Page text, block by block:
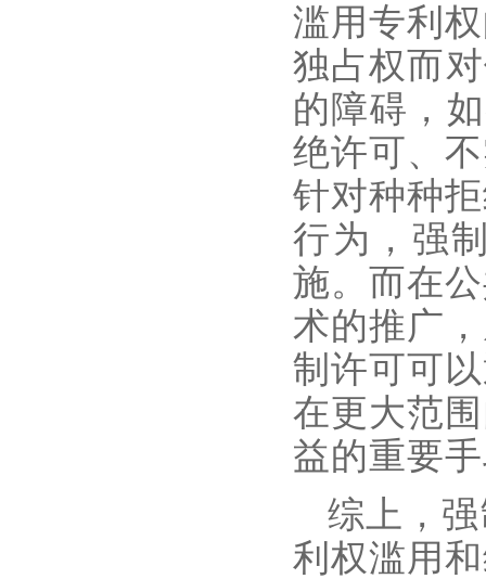
滥用专利
独占权而
的障碍，
绝许可、
针对种种
行为，强
施。而在
术的推广
制许可可
在更大范
益的重要
综上，
利权滥用